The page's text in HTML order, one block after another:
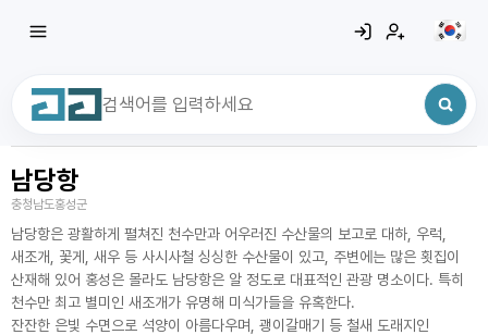
최근 검색어
남당항
충청남도홍성군
남당항은 광활하게 펼쳐진 천수만과 어우러진 수산물의 보고로 대하, 우럭,
새조개, 꽃게, 새우 등 사시사철 싱싱한 수산물이 있고, 주변에는 많은 횟집이
산재해 있어 홍성은 몰라도 남당항은 알 정도로 대표적인 관광 명소이다. 특히
천수만 최고 별미인 새조개가 유명해 미식가들을 유혹한다.
잔잔한 은빛 수면으로 석양이 아름다우며, 괭이갈매기 등 철새 도래지인